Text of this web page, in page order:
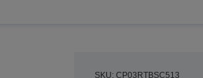
SKU: CP03RTBSC513